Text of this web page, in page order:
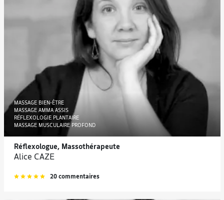
MASSAGE BIEN-ÊTRE
MASSAGE AMMA ASSIS
RÉFLEXOLOGIE PLANTAIRE
MASSAGE MUSCULAIRE PROFOND
Réflexologue, Massothérapeute
Alice CAZE
20 commentaires